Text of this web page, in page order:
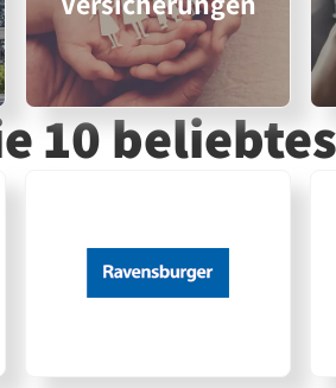
10